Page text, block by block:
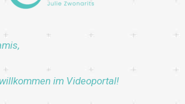
im Videoportal!